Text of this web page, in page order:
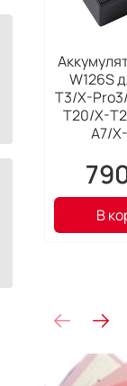
W126S
T3/X-
T20/X-
A7/
В